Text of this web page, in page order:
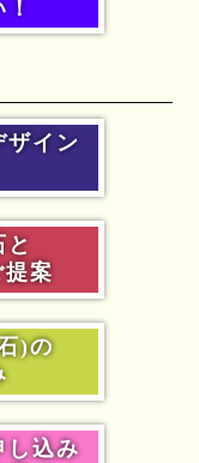
ザイン
案
)の
し込み